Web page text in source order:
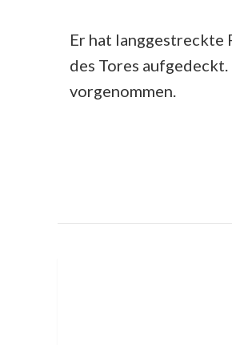
Er hat langgestreckte
des Tores
vorgenommen.